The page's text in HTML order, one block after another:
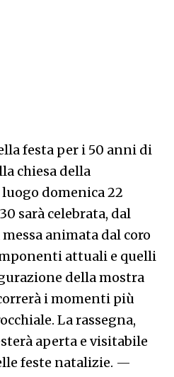
festa per i 50 anni di
chiesa della
domenica 22
sarà celebrata, dal
animata dal coro
attuali e quelli
della mostra
i momenti più
La rassegna,
aperta e visitabile
feste natalizie. —